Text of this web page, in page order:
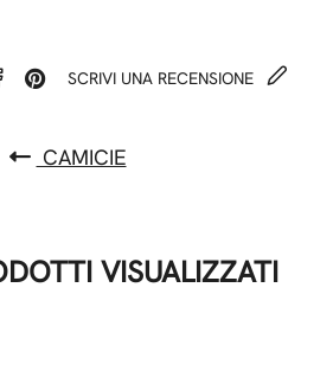
SCRIVI UNA RECENSIONE
CAMICIE
VISUALIZZATI